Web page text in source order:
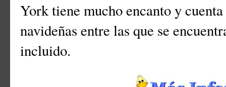
York tiene mucho encanto y
navideñas entre las que se
incluido.